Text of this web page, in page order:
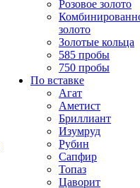
Розовое золото
золото
Золотые кольца
585 пробы
750 пробы
По вставке
Агат
Аметист
Бриллиант
Изумруд
Рубин
Сапфир
Топаз
Цаворит